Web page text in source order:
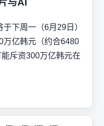
与AI
下周一（6月29日）
万亿韩元（约合6480
斥资300万亿韩元在